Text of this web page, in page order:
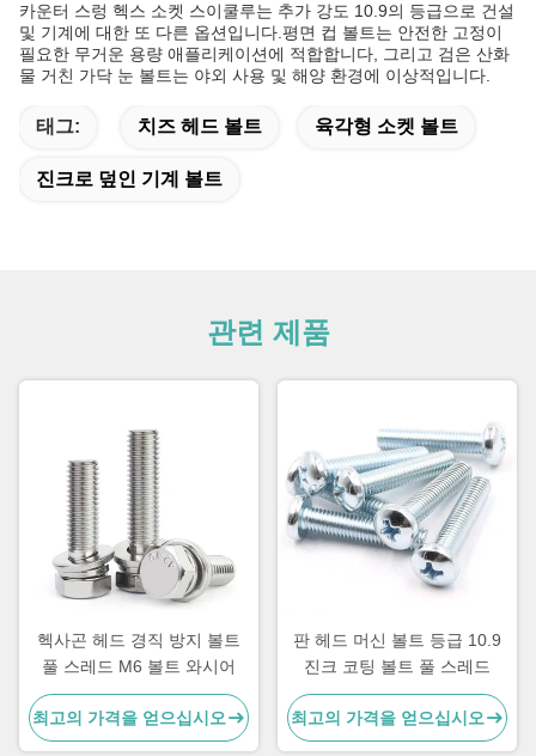
카운터 스렁 헥스 소켓 스이쿨루는 추가 강도 10.9의 등급으로 건설
및 기계에 대한 또 다른 옵션입니다.평면 컵 볼트는 안전한 고정이
필요한 무거운 용량 애플리케이션에 적합합니다, 그리고 검은 산화
물 거친 가닥 눈 볼트는 야외 사용 및 해양 환경에 이상적입니다.
태그: 치즈 헤드 볼트 육각형 소켓 볼트
진크로 덮인 기계 볼트
관련 제품
헥사곤 헤드 경직 방지 볼트
풀 스레드 M6 볼트 와시어
최고의 가격을 얻으십시오
판 헤드 머신 볼트 등급 10.9
진크 코팅 볼트 풀 스레드
최고의 가격을 얻으십시오